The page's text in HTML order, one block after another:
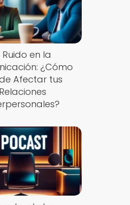
Ruido en la
¿Cómo
Afectar tus
Relaciones